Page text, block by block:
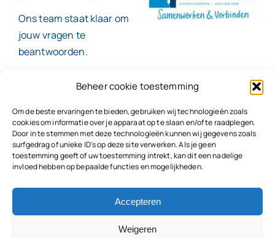
Beheer cookie toestemming
Om de beste ervaringen te bieden, gebruiken wij technologieën zoals
cookies om informatie over je apparaat op te slaan en/of te raadplegen.
Door in te stemmen met deze technologieën kunnen wij gegevens zoals
surfgedrag of unieke ID's op deze site verwerken. Als je geen
toestemming geeft of uw toestemming intrekt, kan dit een nadelige
invloed hebben op bepaalde functies en mogelijkheden.
Accepteren
Weigeren
Ons team staat klaar om
jouw vragen te
beantwoorden.
Contact
© 2026NBC Eelman & Partners |KvK: 78187591
Algemene voorwaarden|Disclaimer | Copyright |